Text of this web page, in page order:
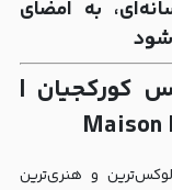
به امضای
کورکجیان |
و هنری‌ترین